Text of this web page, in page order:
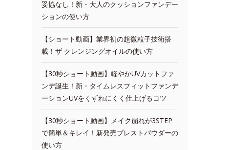
妥協なし！新・大人のクッションファンデー
ションの使い方
【ショート動画】業界初の超微粒子技術搭
載！ザ クレンジングオイルの使い方
【30秒ショート動画】軽やかUVカットファ
ンデ誕生！新・タイムレスフィットファンデ
ーションUVをくずれにくく仕上げるコツ
【30秒ショート動画】メイク崩れが3STEP
で簡単＆キレイ！新発売プレストパウダーの
使い方